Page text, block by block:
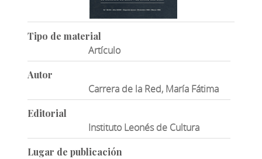
Tipo de material
Artículo
Autor
Carrera de la Red, María Fátima
Editorial
Instituto Leonés de Cultura
Lugar de publicación